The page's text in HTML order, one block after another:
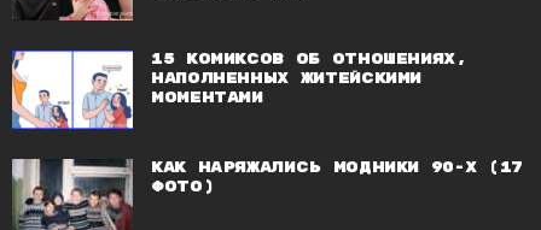
15 комиксов об отношениях,
наполненных житейскими
моментами
Как наряжались модники 90-х (17
фото)